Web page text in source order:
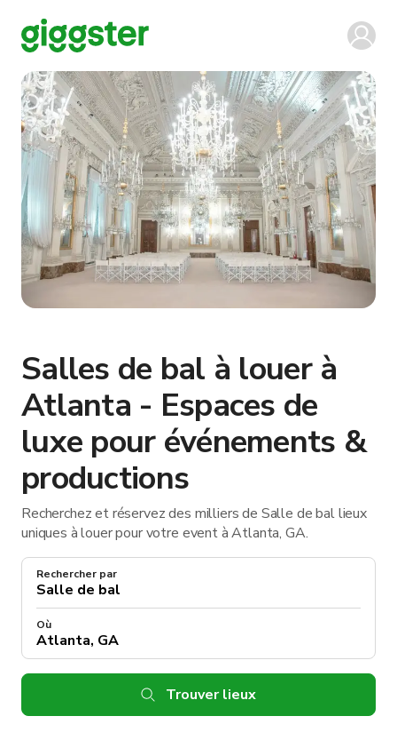
Salles de bal à louer à
Atlanta - Espaces de
luxe pour événements &
productions
Recherchez et réservez des milliers de Salle de bal lieux
uniques à louer pour votre event à Atlanta, GA.
Rechercher par
Où
Trouver lieux